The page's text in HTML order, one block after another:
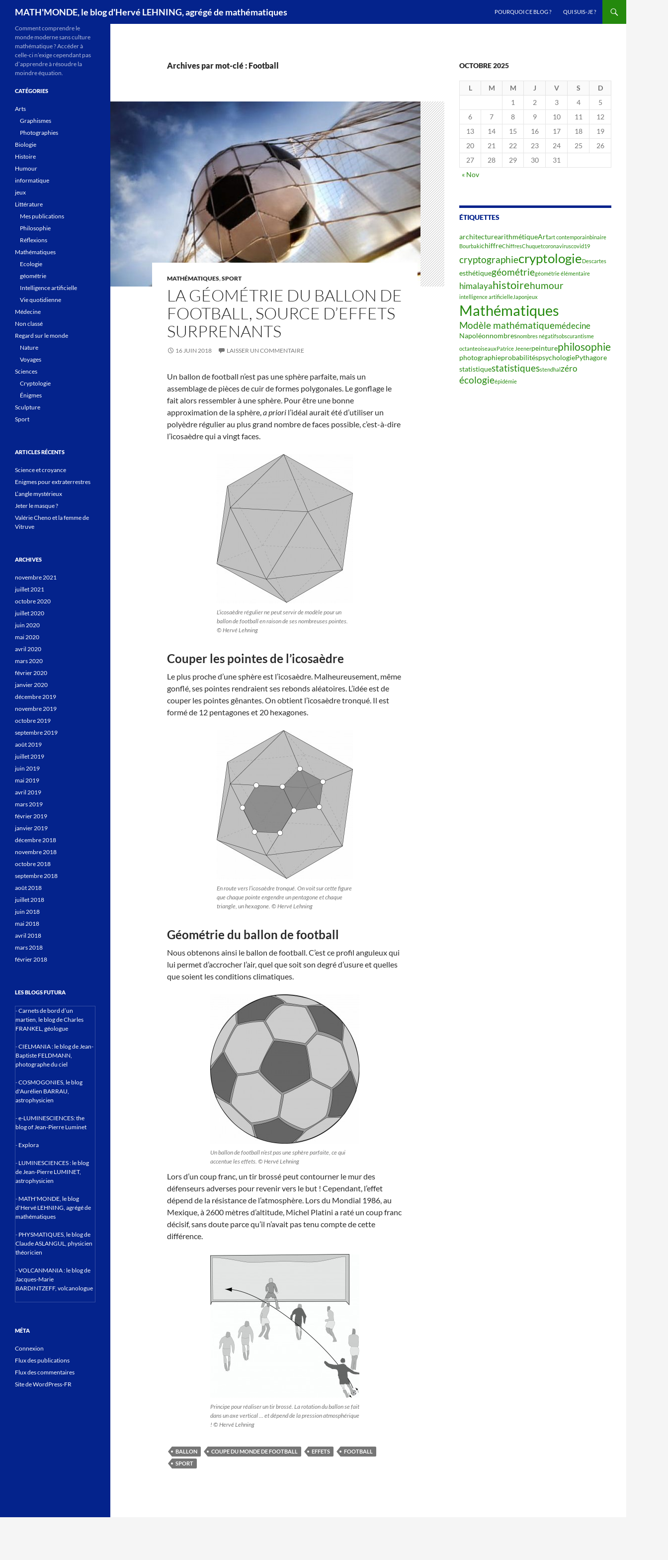
MATH'MONDE, le blog d'Hervé LEHNING, agrégé de mathématiques
POURQUOI CE BLOG ?
QUI SUIS-JE ?
Archives par mot-clé : Football
MATHÉMATIQUES,SPORT
LA GÉOMÉTRIE DU BALLON DE
FOOTBALL, SOURCE D’EFFETS
SURPRENANTS
16 JUIN 2018 LAISSER UN COMMENTAIRE
Un ballon de football n’est pas une sphère parfaite, mais un
assemblage de pièces de cuir de formes polygonales. Le gonflage le
fait alors ressembler à une sphère. Pour être une bonne
approximation de la sphère,a priori l’idéal aurait été d’utiliser un
polyèdre régulier au plus grand nombre de faces possible, c’est-à-dire
l’icosaèdre qui a vingt faces.
L’icosaèdre régulier ne peut servir de modèle pour un
ballon de football en raison de ses nombreuses pointes.
© Hervé Lehning
Couper les pointes de l’icosaèdre
Le plus proche d’une sphère est l’icosaèdre. Malheureusement, même
gonflé, ses pointes rendraient ses rebonds aléatoires. L’idée est de
couper les pointes gênantes. On obtient l’icosaèdre tronqué. Il est
formé de 12 pentagones et 20 hexagones.
En route vers l’icosaèdre tronqué. On voit sur cette figure
que chaque pointe engendre un pentagone et chaque
triangle, un hexagone. © Hervé Lehning
Géométrie du ballon de football
Nous obtenons ainsi le ballon de football. C’est ce profil anguleux qui
lui permet d’accrocher l’air, quel que soit son degré d’usure et quelles
que soient les conditions climatiques.
Un ballon de football n’est pas une sphère parfaite, ce qui
accentue les effets. © Hervé Lehning
Lors d’un coup franc, un tir brossé peut contourner le mur des
défenseurs adverses pour revenir vers le but ! Cependant, l’effet
dépend de la résistance de l’atmosphère. Lors du Mondial 1986, au
Mexique, à 2600 mètres d’altitude, Michel Platini a raté un coup franc
décisif, sans doute parce qu’il n’avait pas tenu compte de cette
différence.
Principe pour réaliser un tir brossé. La rotation du ballon se fait
dans un axe vertical … et dépend de la pression atmosphérique
! © Hervé Lehning
BALLON COUPE DU MONDE DE FOOTBALL EFFETS
FOOTBALL
SPORT
OCTOBRE 2025
L M M J V S
D
1
2 3 4
5
6
7 8 9 10 11
12
13
14 15 16 17 18
19
20
21 22 23 24 25
26
27
28 29 30
31
« Nov
ÉTIQUETTES
architecturearithmétiqueArtart contemporainbinaire
BourbakichiffreChiffresChuquetcoronaviruscovid19
cryptographiecryptologieDescartes
esthétiquegéométriegéométrie élémentaire
himalayahistoirehumour
intelligence artificielleJaponjeux
Mathématiques
Modèle mathématiquemédecine
Napoléonnombresnombres négatifsobscurantisme
octanteoiseauxPatrice Jeenerpeinturephilosophie
photographieprobabilitéspsychologiePythagore
statistiquestatistiquesstendhalzéro
écologieépidémie
Comment comprendre le
monde moderne sans culture
mathématique ? Accéder à
celle-ci n’exige cependant pas
d’apprendre à résoudre la
moindre équation.
CATÉGORIES
Arts
Graphismes
Photographies
Biologie
Histoire
Humour
informatique
jeux
Littérature
Mes publications
Philosophie
Réflexions
Mathématiques
Ecologie
géométrie
Intelligence artificielle
Vie quotidienne
Médecine
Non classé
Regard sur le monde
Nature
Voyages
Sciences
Cryptologie
Énigmes
Sculpture
Sport
ARTICLES RÉCENTS
Science et croyance
Enigmes pour extraterrestres
L’angle mystérieux
Jeter le masque ?
Valérie Cheno et la femme de
Vitruve
ARCHIVES
novembre 2021
juillet 2021
octobre 2020
juillet 2020
juin 2020
mai 2020
avril 2020
mars 2020
février 2020
janvier 2020
décembre 2019
novembre 2019
octobre 2019
septembre 2019
août 2019
juillet 2019
juin 2019
mai 2019
avril 2019
mars 2019
février 2019
janvier 2019
décembre 2018
novembre 2018
octobre 2018
septembre 2018
août 2018
juillet 2018
juin 2018
mai 2018
avril 2018
mars 2018
février 2018
LES BLOGS FUTURA
-Carnets de bord d’un
martien, le blog de Charles
FRANKEL, géologue
-CIELMANIA : le blog de Jean-
Baptiste FELDMANN,
photographe du ciel
-COSMOGONIES, le blog
d'Aurélien BARRAU,
astrophysicien
-e-LUMINESCIENCES: the
blog of Jean-Pierre Luminet
- Explora
- LUMINESCIENCES : le blog
de Jean-Pierre LUMINET,
astrophysicien
- MATH'MONDE, le blog
d'Hervé LEHNING, agrégé de
mathématiques
- PHYSMATIQUES, le blog de
Claude ASLANGUL, physicien
théoricien
-VOLCANMANIA : le blog de
Jacques-Marie
BARDINTZEFF, volcanologue
MÉTA
Connexion
Flux des publications
Flux des commentaires
Site de WordPress-FR